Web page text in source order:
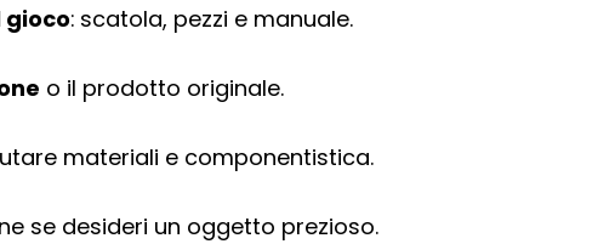
gioco: scatola, pezzi e manuale.
o il prodotto originale.
materiali e componentistica.
se desideri un oggetto prezioso.